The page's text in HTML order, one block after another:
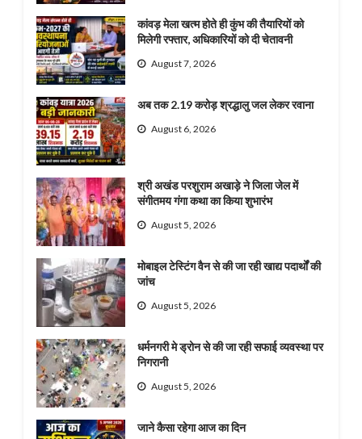
कांवड़ मेला खत्म होते ही कुंभ की तैयारियों को
मिलेगी रफ्तार, अधिकारियों को दी चेतावनी
August 7, 2026
अब तक 2.19 करोड़ श्रद्धालु जल लेकर रवाना
August 6, 2026
श्री अखंड परशुराम अखाड़े ने जिला जेल में
संगीतमय गंगा कथा का किया शुभारंभ
August 5, 2026
मोबाइल टेस्टिंग वैन से की जा रही खाद्य पदार्थों की
जांच
August 5, 2026
धर्मनगरी मे ड्रोन से की जा रही सफाई व्यवस्था पर
निगरानी
August 5, 2026
जाने कैसा रहेगा आज का दिन